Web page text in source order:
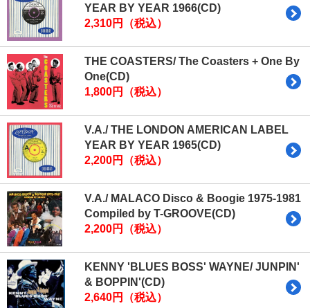
YEAR BY YEAR 1966(CD)
2,310円（税込）
THE COASTERS/ The Coasters + One By
One(CD)
1,800円（税込）
V.A./ THE LONDON AMERICAN LABEL
YEAR BY YEAR 1965(CD)
2,200円（税込）
V.A./ MALACO Disco & Boogie 1975-1981
Compiled by T-GROOVE(CD)
2,200円（税込）
KENNY 'BLUES BOSS' WAYNE/ JUNPIN'
& BOPPIN'(CD)
2,640円（税込）